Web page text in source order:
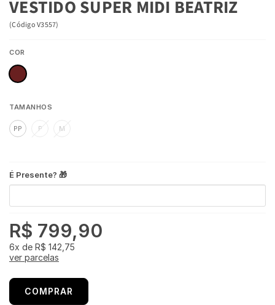
VESTIDO SUPER MIDI BEATRIZ
(Código V3557)
COR
TAMANHOS
PP P M
É Presente? 🎁
R$ 799,90
6x de R$ 142,75
ver parcelas
COMPRAR